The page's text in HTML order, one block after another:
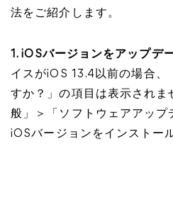
法をご紹介します。
1. iOSバージョンをアップデ
イスがiOS 13.4以前の場合、
すか？」の項目は表示されま
般」＞「ソフトウェアアップ
iOSバージョンをインストー